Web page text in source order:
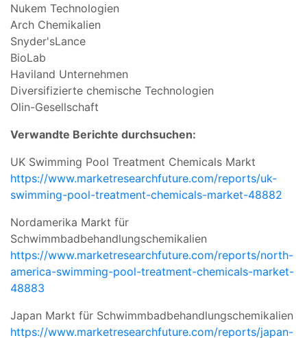
Nukem Technologien
Arch Chemikalien
Snyder'sLance
BioLab
Haviland Unternehmen
Diversifizierte chemische Technologien
Olin-Gesellschaft
Verwandte Berichte durchsuchen:
UK Swimming Pool Treatment Chemicals Markt
https://www.marketresearchfuture.com/reports/uk-
swimming-pool-treatment-chemicals-market-48882
Nordamerika Markt für
Schwimmbadbehandlungschemikalien
https://www.marketresearchfuture.com/reports/north-
america-swimming-pool-treatment-chemicals-market-
48883
Japan Markt für Schwimmbadbehandlungschemikalien
https://www.marketresearchfuture.com/reports/japan-